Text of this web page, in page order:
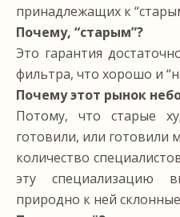
принадлежащих к
Почему, “старым”?
Это гарантия
фильтра, что хорошо и
Почему этот рынок
Потому, что старые
готовили, или
количество
эту специализацию
природно к ней